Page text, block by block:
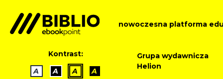
nowoczesna platforma
Kontrast:
A
A A A
Grupa wydawnicza
Helion